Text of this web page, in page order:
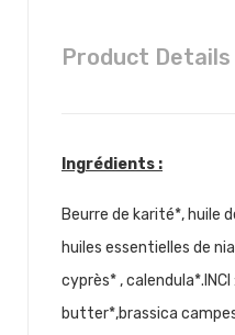
Product Details
Ingrédients :
Beurre de karité*, huile
huiles essentielles de
cyprès* ,
butter*,brassica